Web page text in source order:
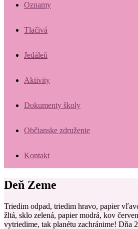
Oznamy
Tlačivá
Jedáleň
Aktivity
Dokumenty školy
Občianske združenie
Kontakt
Deň Zeme
Triedim odpad, triedim hravo, papier
žltá, sklo zelená, papier modrá, kov
vytriedime, tak planétu zachránime! Dňa